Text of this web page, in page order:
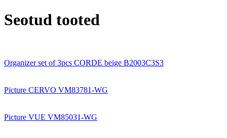
Seotud tooted
Organizer set of 3pcs CORDE beige B2003C3S3
Picture CERVO VM83781-WG
Picture VUE VM85031-WG